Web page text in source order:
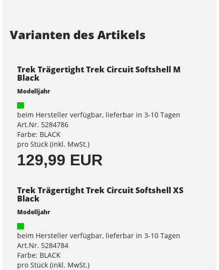
Varianten des Artikels
Trek Trägertight Trek Circuit Softshell M
Black
Modelljahr
beim Hersteller verfügbar, lieferbar in 3-10 Tagen
Art.Nr. 5284786
Farbe: BLACK
pro Stück (inkl. MwSt.)
129,99 EUR
Trek Trägertight Trek Circuit Softshell XS
Black
Modelljahr
beim Hersteller verfügbar, lieferbar in 3-10 Tagen
Art.Nr. 5284784
Farbe: BLACK
pro Stück (inkl. MwSt.)